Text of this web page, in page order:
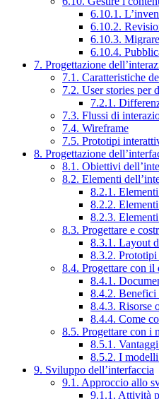
6.10.1.
6.10.2.
6.10.3.
6.10.4.
7. Progettazione
7.1. Caratteristiche
7.2. User stories per
7.2.1.
7.3. Flussi di
7.4. Wireframe
7.5. Prototipi
8. Progettazione
8.1. Obiettivi
8.2. Elementi
8.2.1.
8.2.2.
8.2.3.
8.3. Progettare e
8.3.1. Layout
8.3.2. Prototipi
8.4. Progettare con il
8.4.1.
8.4.2. Benefici
8.4.3. Risorse
8.4.4. Come
8.5. Progettare con i
8.5.1.
8.5.2. I
9. Sviluppo dell’interfaccia
9.1. Approccio allo
9.1.1. Attività